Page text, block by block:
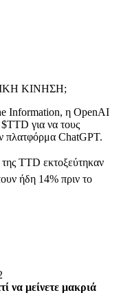
ΚΙΝΗΣΗ;
Information, η OpenAI
$TTD για να τους
πλατφόρμα ChatGPT.
TTD εκτοξεύτηκαν
ήδη 14% πριν το
να μείνετε μακριά